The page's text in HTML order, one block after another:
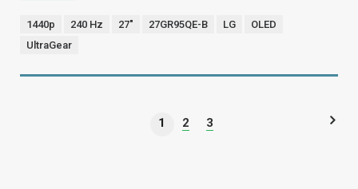
1440p 240 Hz 27" 27GR95QE-B LG
OLED
UltraGear
1 2 3